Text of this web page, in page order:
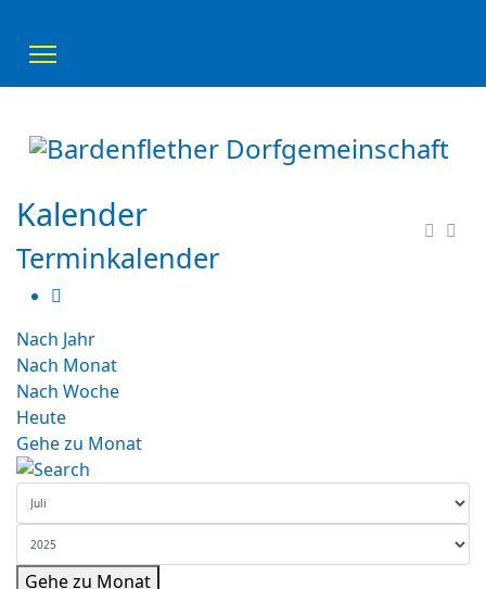
Kalender
Terminkalender
Nach Jahr
Nach Monat
Nach Woche
Heute
Gehe zu Monat
Gehe zu Monat